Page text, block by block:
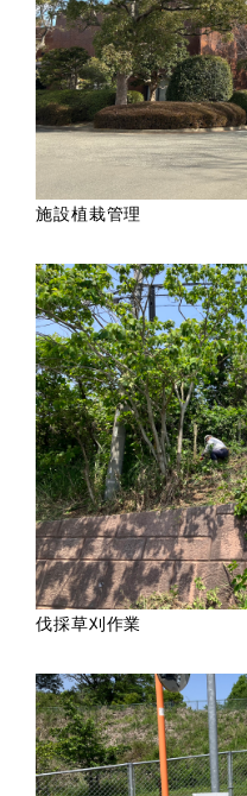
施設植栽管理
伐採草刈作業